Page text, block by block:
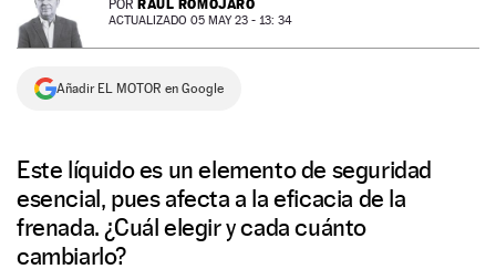
NEWSLETTER
SÍGUENOS
POR RAÚL ROMOJARO
ACTUALIZADO 05 MAY 23 - 13: 34
Añadir EL MOTOR en Google
Este líquido es un elemento de seguridad
esencial, pues afecta a la eficacia de la
frenada. ¿Cuál elegir y cada cuánto
cambiarlo?